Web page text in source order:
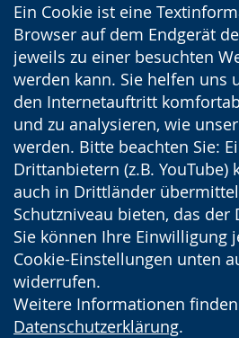
Ein Cookie ist eine
Browser auf dem Endgerät
jeweils zu einer besuchten
werden kann. Sie helfen uns
den Internetauftritt
und zu analysieren, wie
werden. Bitte beachten Sie:
Drittanbietern (z.B. YouTube)
auch in Drittländer
Schutzniveau bieten, das der
Sie können Ihre Einwilligung
Cookie-Einstellungen unten
widerrufen.
Weitere Informationen
Datenschutzerklärung.